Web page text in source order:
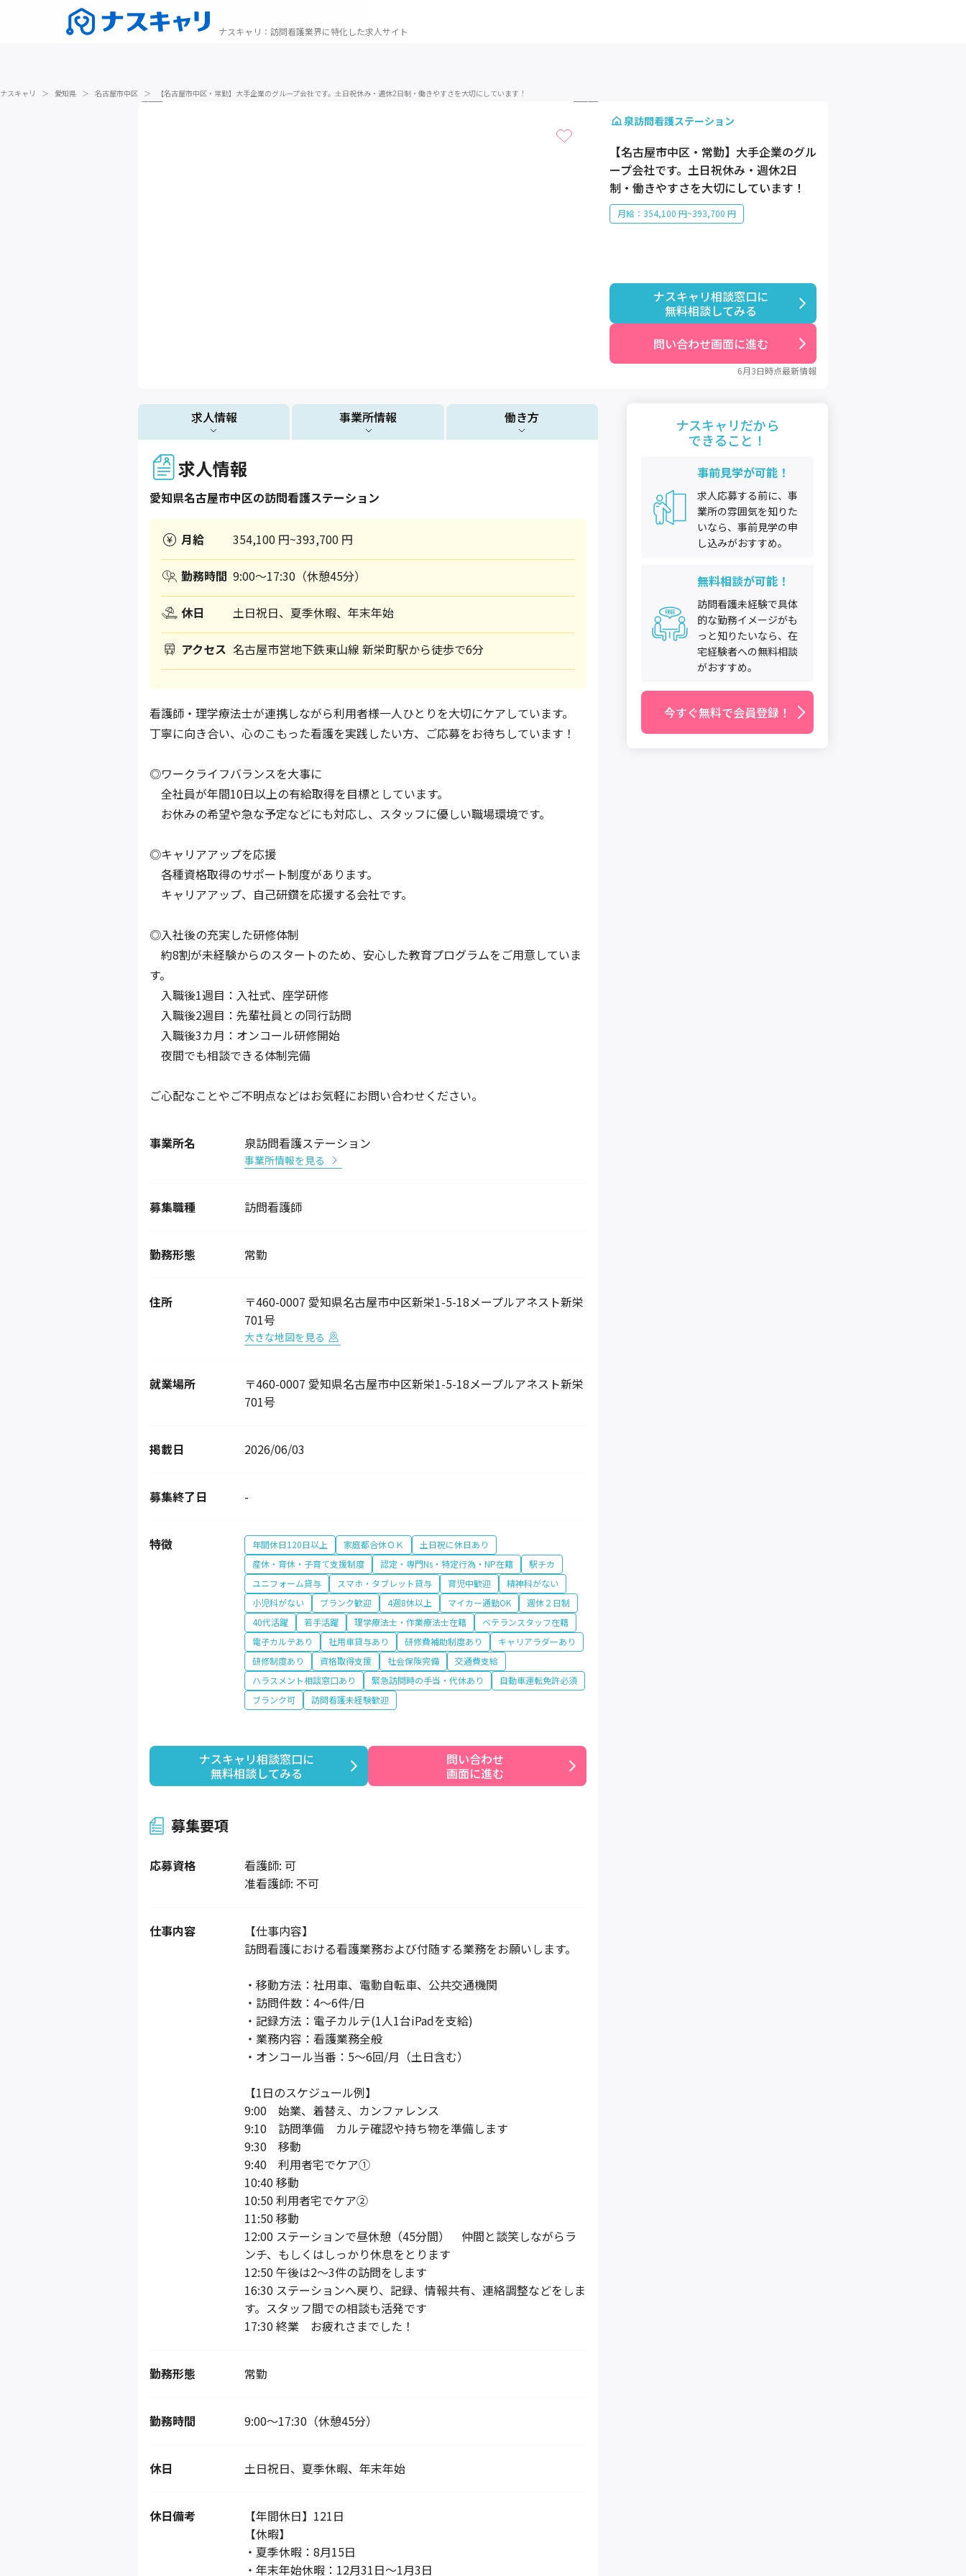
ナスキャリ ： 訪問看護業界に特化した求人サイト
ナスキャリ ＞ 愛知県 ＞ 名古屋市中区 ＞ 【名古屋市中区・常勤】大手企業のグループ会社です。土日祝休み・週休2日制・働きやすさを大切にしています！
泉訪問看護ステーション
【名古屋市中区・常勤】大手企業のグル
ープ会社です。土日祝休み・週休2日
制・働きやすさを大切にしています！
月給：354,100 円~393,700 円
ナスキャリ相談窓口に
無料相談してみる
問い合わせ画面に進む
6月3日時点最新情報
求人情報 事業所情報 働き方
求人情報
愛知県名古屋市中区の訪問看護ステーション
月給 354,100 円~393,700 円
勤務時間 9:00～17:30（休憩45分）
休日 土日祝日、夏季休暇、年末年始
アクセス 名古屋市営地下鉄東山線 新栄町駅から徒歩で6分
看護師・理学療法士が連携しながら利用者様一人ひとりを大切にケアしています。
丁寧に向き合い、心のこもった看護を実践したい方、ご応募をお待ちしています！
◎ワークライフバランスを大事に
全社員が年間10日以上の有給取得を目標としています。
お休みの希望や急な予定などにも対応し、スタッフに優しい職場環境です。
◎キャリアアップを応援
各種資格取得のサポート制度があります。
キャリアアップ、自己研鑽を応援する会社です。
◎入社後の充実した研修体制
約8割が未経験からのスタートのため、安心した教育プログラムをご用意していま
す。
入職後1週目：入社式、座学研修
入職後2週目：先輩社員との同行訪問
入職後3カ月：オンコール研修開始
夜間でも相談できる体制完備
ご心配なことやご不明点などはお気軽にお問い合わせください。
事業所名 泉訪問看護ステーション
事業所情報を見る
募集職種 訪問看護師
勤務形態 常勤
住所
〒460-0007 愛知県名古屋市中区新栄1-5-18メープルアネスト新栄
701号
大きな地図を見る
就業場所
〒460-0007 愛知県名古屋市中区新栄1-5-18メープルアネスト新栄
701号
掲載日 2026/06/03
募集終了日 -
特徴 年間休日120日以上 家庭都合休ＯＫ
土日祝に休日あり
産休・育休・子育て支援制度
認定・専門Ns・特定行為・NP在籍
駅チカ
ユニフォーム貸与
スマホ・タブレット貸与 育児中歓迎
精神科がない
小児科がない
ブランク歓迎 4週8休以上 マイカー通勤OK
週休２日制
40代活躍
若手活躍 理学療法士・作業療法士在籍
ベテランスタッフ在籍
電子カルテあり
社用車貸与あり 研修費補助制度あり
キャリアラダーあり
研修制度あり
資格取得支援 社会保険完備
交通費支給
ハラスメント相談窓口あり
緊急訪問時の手当・代休あり
自動車運転免許必須
ブランク可
訪問看護未経験歓迎
ナスキャリ相談窓口に
無料相談してみる
問い合わせ
画面に進む
募集要項
応募資格
看護師: 可
准看護師: 不可
仕事内容
【仕事内容】
訪問看護における看護業務および付随する業務をお願いします。
・移動方法：社用車、電動自転車、公共交通機関
・訪問件数：4～6件/日
・記録方法：電子カルテ(1人1台iPadを支給)
・業務内容：看護業務全般
・オンコール当番：5～6回/月（土日含む）
【1日のスケジュール例】
9:00 始業、着替え、カンファレンス
9:10 訪問準備 カルテ確認や持ち物を準備します
9:30 移動
9:40 利用者宅でケア①
10:40 移動
10:50 利用者宅でケア②
11:50 移動
12:00 ステーションで昼休憩（45分間） 仲間と談笑しながらラ
ンチ、もしくはしっかり休息をとります
12:50 午後は2～3件の訪問をします
16:30 ステーションへ戻り、記録、情報共有、連絡調整などをしま
す。スタッフ間での相談も活発です
17:30 終業 お疲れさまでした！
勤務形態 常勤
勤務時間 9:00～17:30（休憩45分）
休日 土日祝日、夏季休暇、年末年始
休日備考
【年間休日】121日
【休暇】
・夏季休暇：8月15日
・年末年始休暇：12月31日～1月3日
ナスキャリだから
できること！
事前見学が可能！
求人応募する前に、事
業所の雰囲気を知りた
いなら、事前見学の申
し込みがおすすめ。
無料相談が可能！
訪問看護未経験で具体
的な勤務イメージがも
っと知りたいなら、在
宅経験者への無料相談
がおすすめ。
今すぐ無料で会員登録！